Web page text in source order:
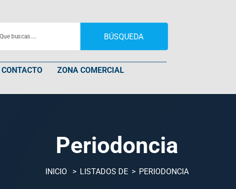
BÚSQUEDA
CONTACTO ZONA COMERCIAL
Periodoncia
INICIO LISTADOS DE PERIODONCIA